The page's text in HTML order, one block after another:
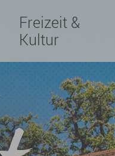
Freizeit &
Kultur